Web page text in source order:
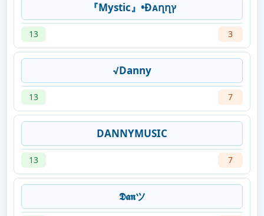
『Mystic』•Ðᴀղղץ
13 3
√Danny
13 7
DANNYMUSIC
13 7
𝕯𝖆𝖓ツ